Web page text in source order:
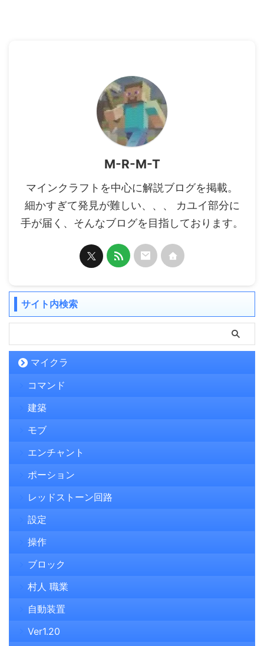
M-R-M-T
マインクラフトを中心に解説ブログを掲載。
細かすぎて発見が難しい、、、 カユイ部分に
手が届く、そんなブログを目指しております。
サイト内検索
マイクラ
コマンド
建築
モブ
エンチャント
ポーション
レッドストーン回路
設定
操作
ブロック
村人 職業
自動装置
Ver1.20